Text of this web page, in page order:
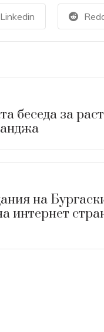
Linkedin
беседа за
на
интернет
ръцете и